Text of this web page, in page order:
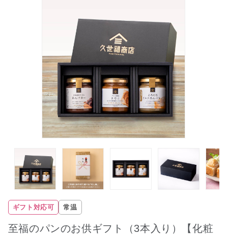
ギフト対応可 常温
至福のパンのお供ギフト（3本入り）【化粧